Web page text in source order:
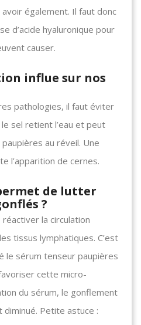
également. Il faut donc
d’acide hyaluronique pour
causer.
influe sur nos
pathologies, il faut éviter
sel retient l’eau et peut
au réveil. Une
l’apparition de cernes.
de lutter
?
la circulation
tissus lymphatiques. C’est
le sérum tenseur paupières
cette micro-
du sérum, le gonflement
Petite astuce :